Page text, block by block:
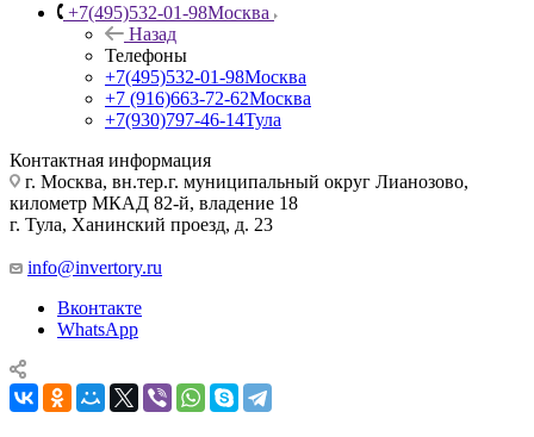
+7(495)532-01-98Москва
Назад
Телефоны
+7(495)532-01-98Москва
+7 (916)663-72-62Москва
+7(930)797-46-14Тула
Контактная информация
г. Москва, вн.тер.г. муниципальный округ Лианозово,
километр МКАД 82-й, владение 18
г. Тула, Ханинский проезд, д. 23
info@invertory.ru
Вконтакте
WhatsApp